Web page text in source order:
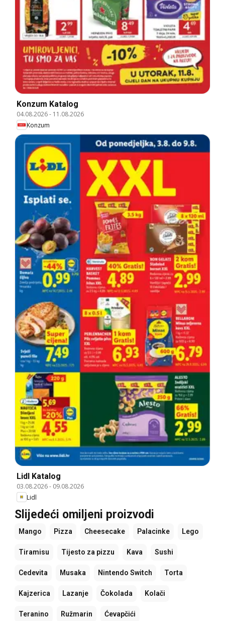
Konzum Katalog
04.08.2026- 11.08.2026
Konzum
Lidl Katalog
03.08.2026- 09.08.2026
Lidl
Slijedeći omiljeni proizvodi
Mango Pizza Cheesecake Palacinke Lego
Tiramisu Tijesto za pizzu Kava Sushi
Cedevita Musaka Nintendo Switch Torta
Kajzerica Lazanje Čokolada Kolači
Teranino Ružmarin Ćevapčići